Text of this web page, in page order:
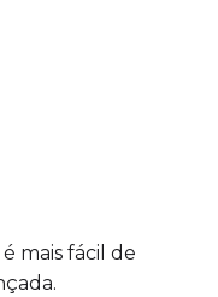
é mais fácil de